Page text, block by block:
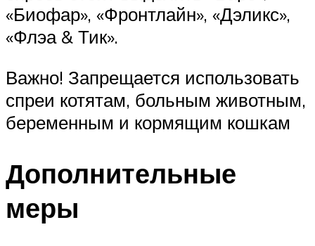
«Биофар», «Фронтлайн», «Дэликс»,
«Флэа & Тик».
Важно! Запрещается использовать
спреи котятам, больным животным,
беременным и кормящим кошкам
Дополнительные
меры